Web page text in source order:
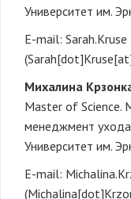
Университет им.
E-mail: Sarah.Kruse
Михалина
Master of Science.
менеджмент
Университет им.
E-mail: